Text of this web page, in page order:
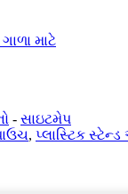
માટે
- સાઇટમેપ
, પ્લાસ્ટિક